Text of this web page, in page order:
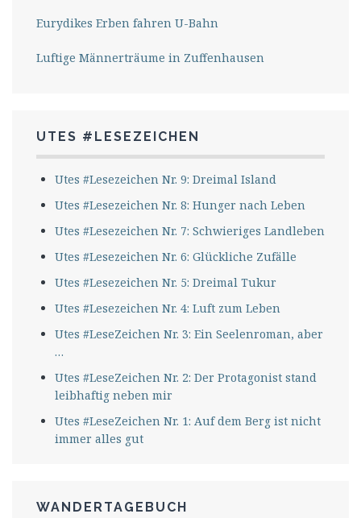
Eurydikes Erben fahren U-Bahn
Luftige Männerträume in Zuffenhausen
UTES #LESEZEICHEN
Utes #Lesezeichen Nr. 9: Dreimal Island
Utes #Lesezeichen Nr. 8: Hunger nach Leben
Utes #Lesezeichen Nr. 7: Schwieriges Landleben
Utes #Lesezeichen Nr. 6: Glückliche Zufälle
Utes #Lesezeichen Nr. 5: Dreimal Tukur
Utes #Lesezeichen Nr. 4: Luft zum Leben
Utes #LeseZeichen Nr. 3: Ein Seelenroman, aber
…
Utes #LeseZeichen Nr. 2: Der Protagonist stand
leibhaftig neben mir
Utes #LeseZeichen Nr. 1: Auf dem Berg ist nicht
immer alles gut
WANDERTAGEBUCH